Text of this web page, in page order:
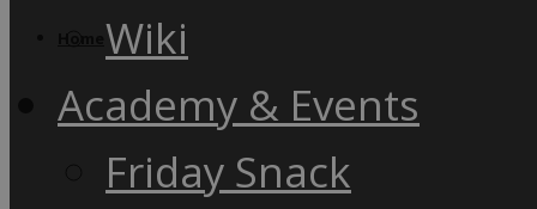
Wiki
Academy & Events
Friday Snack